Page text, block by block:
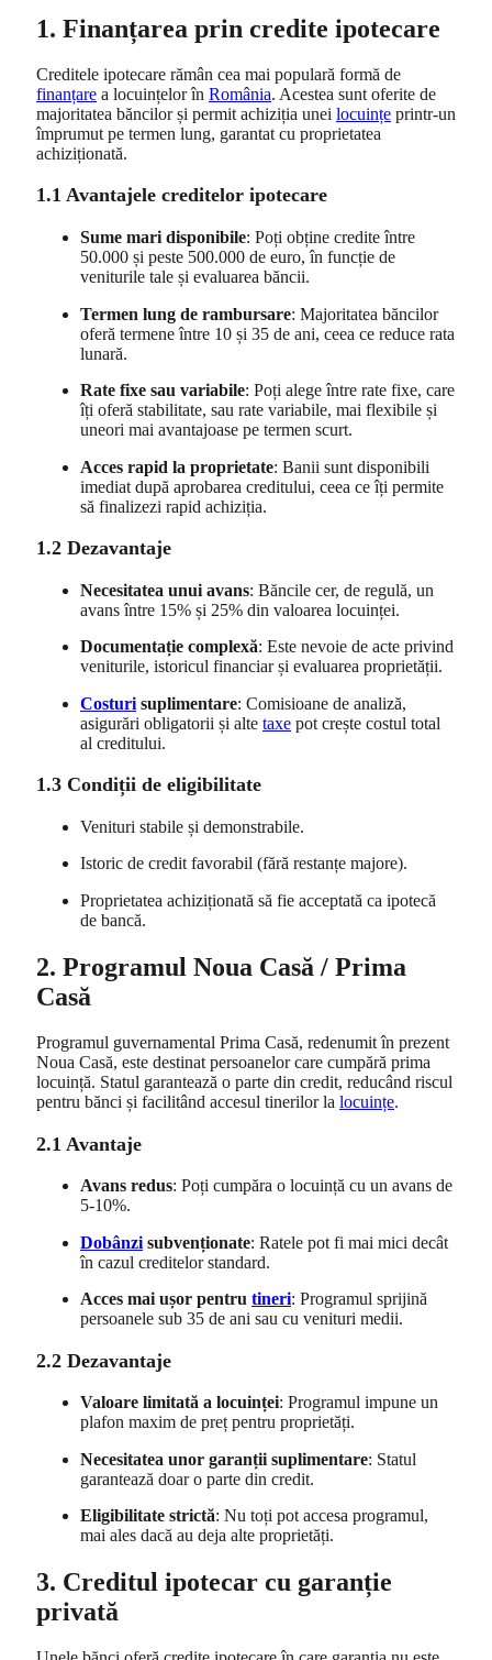
1. Finanțarea prin credite ipotecare
Creditele ipotecare rămân cea mai populară formă de
finanțare a locuințelor în România. Acestea sunt oferite de
majoritatea băncilor și permit achiziția unei locuințe printr-un
împrumut pe termen lung, garantat cu proprietatea
achiziționată.
1.1 Avantajele creditelor ipotecare
Sume mari disponibile: Poți obține credite între
50.000 și peste 500.000 de euro, în funcție de
veniturile tale și evaluarea băncii.
Termen lung de rambursare: Majoritatea băncilor
oferă termene între 10 și 35 de ani, ceea ce reduce rata
lunară.
Rate fixe sau variabile: Poți alege între rate fixe, care
îți oferă stabilitate, sau rate variabile, mai flexibile și
uneori mai avantajoase pe termen scurt.
Acces rapid la proprietate: Banii sunt disponibili
imediat după aprobarea creditului, ceea ce îți permite
să finalizezi rapid achiziția.
1.2 Dezavantaje
Necesitatea unui avans: Băncile cer, de regulă, un
avans între 15% și 25% din valoarea locuinței.
Documentație complexă: Este nevoie de acte privind
veniturile, istoricul financiar și evaluarea proprietății.
Costuri suplimentare: Comisioane de analiză,
asigurări obligatorii și alte taxe pot crește costul total
al creditului.
1.3 Condiții de eligibilitate
Venituri stabile și demonstrabile.
Istoric de credit favorabil (fără restanțe majore).
Proprietatea achiziționată să fie acceptată ca ipotecă
de bancă.
2. Programul Noua Casă / Prima
Casă
Programul guvernamental Prima Casă, redenumit în prezent
Noua Casă, este destinat persoanelor care cumpără prima
locuință. Statul garantează o parte din credit, reducând riscul
pentru bănci și facilitând accesul tinerilor la locuințe.
2.1 Avantaje
Avans redus: Poți cumpăra o locuință cu un avans de
5-10%.
Dobânzi subvenționate: Ratele pot fi mai mici decât
în cazul creditelor standard.
Acces mai ușor pentru tineri: Programul sprijină
persoanele sub 35 de ani sau cu venituri medii.
2.2 Dezavantaje
Valoare limitată a locuinței: Programul impune un
plafon maxim de preț pentru proprietăți.
Necesitatea unor garanții suplimentare: Statul
garantează doar o parte din credit.
Eligibilitate strictă: Nu toți pot accesa programul,
mai ales dacă au deja alte proprietăți.
3. Creditul ipotecar cu garanție
privată